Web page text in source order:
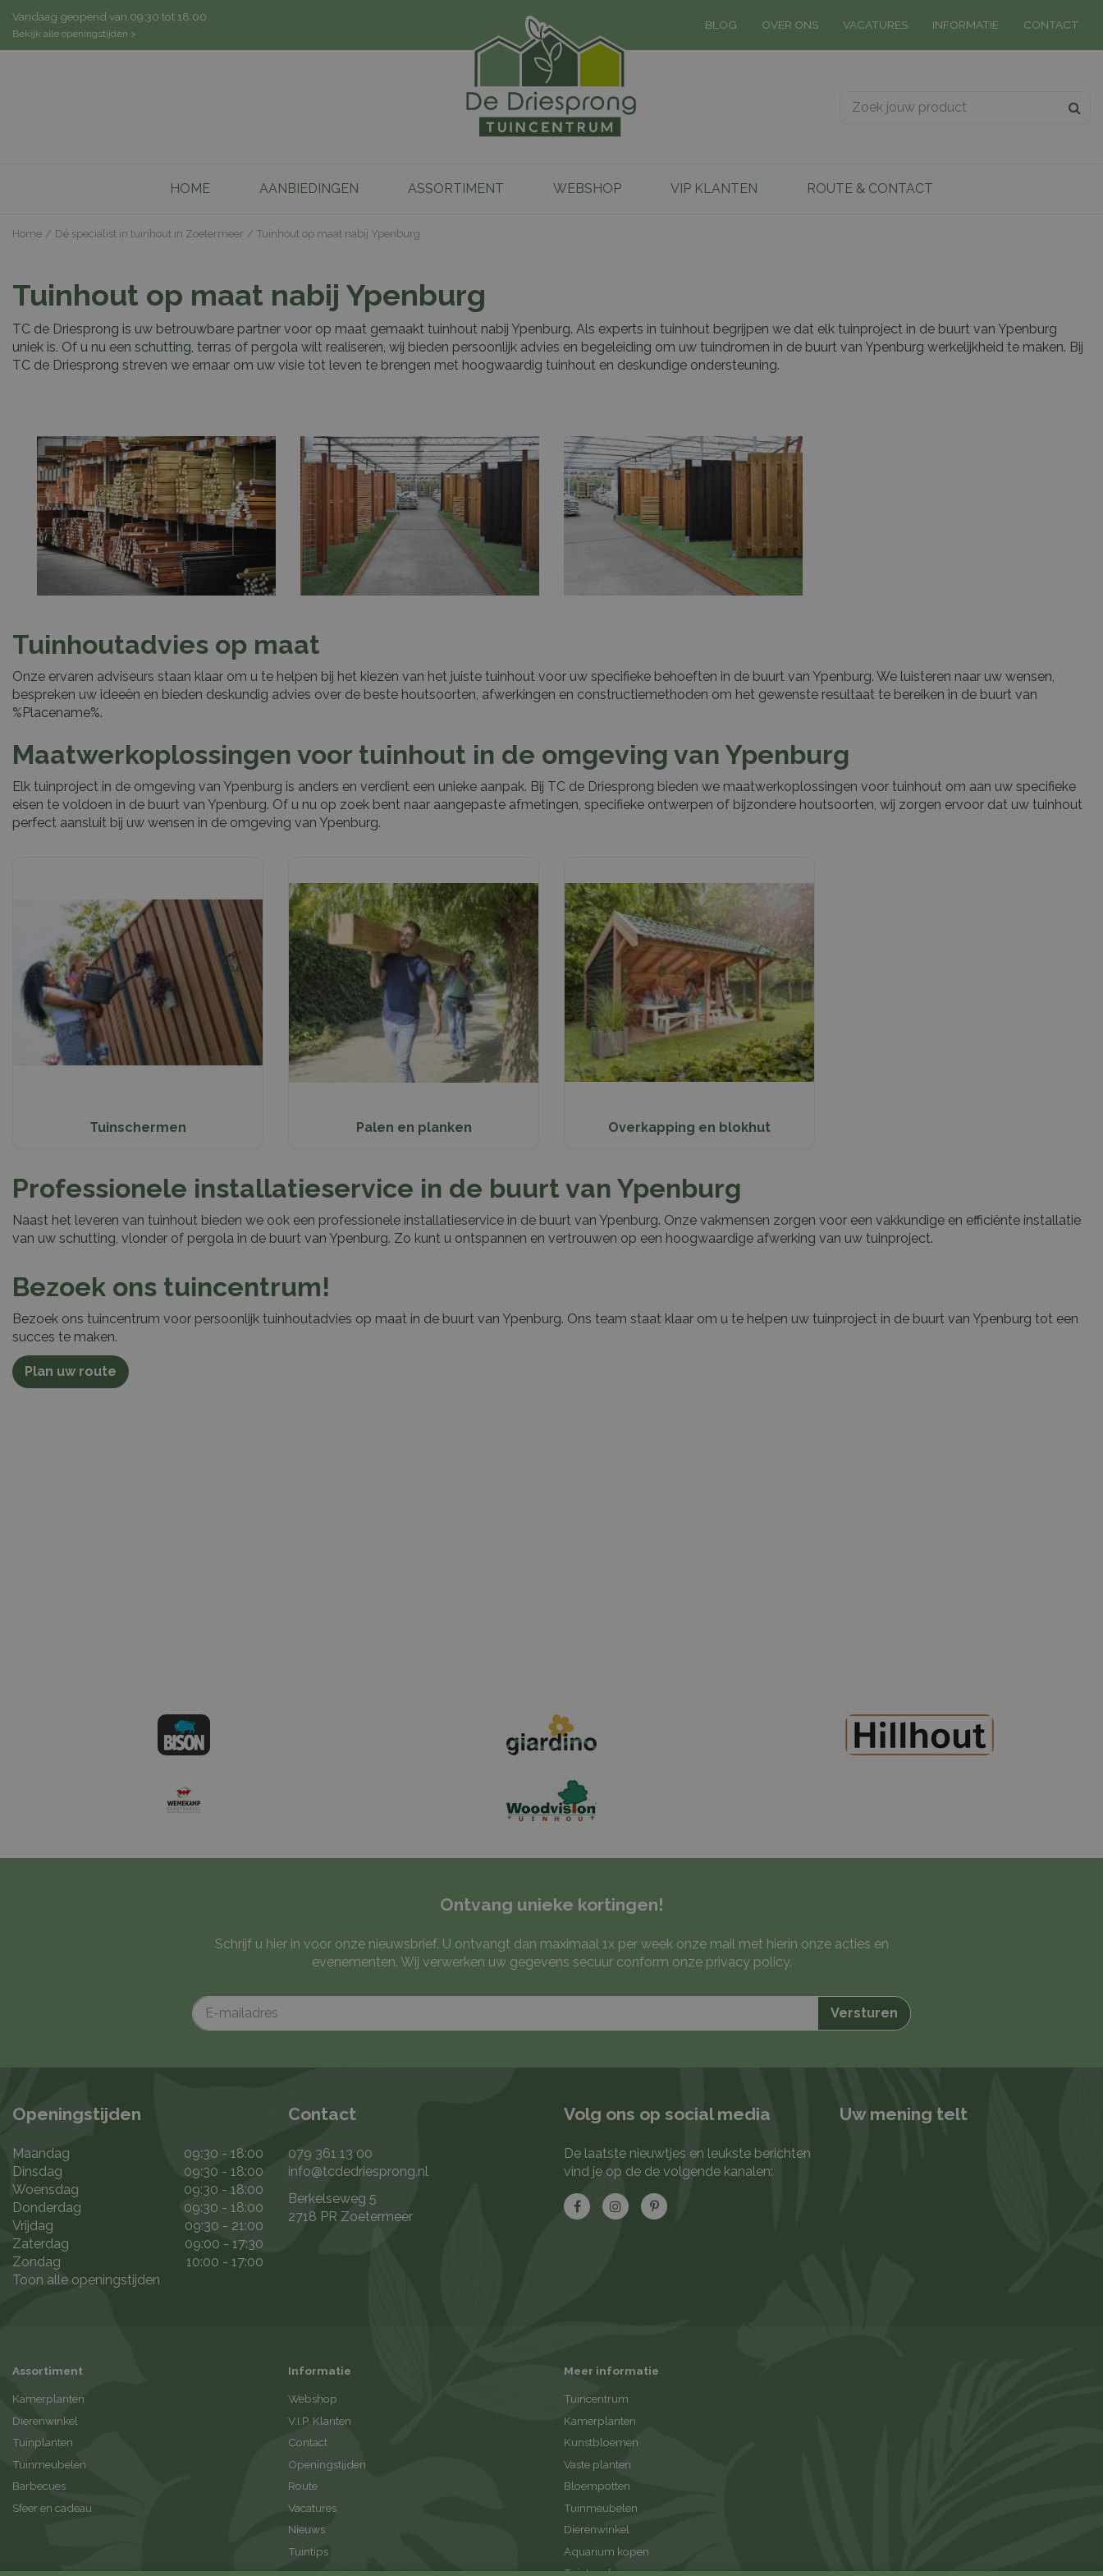
naar
content
Home Dé specialist in tuinhout in Zoetermeer Tuinhout op maat nabij Ypenburg
Vandaag geopend van 09:30 tot 18:00
Bekijk alle openingstijden >
BLOG OVER ONS VACATURES INFORMATIE CONTACT
HOME AANBIEDINGEN ASSORTIMENT WEBSHOP VIP KLANTEN ROUTE & CONTACT
Tuinhout op maat nabij Ypenburg
TC de Driesprong is uw betrouwbare partner voor op maat gemaakt tuinhout nabij Ypenburg. Als experts in tuinhout begrijpen we dat elk tuinproject in de buurt van Ypenburg
uniek is. Of u nu een schutting, terras of pergola wilt realiseren, wij bieden persoonlijk advies en begeleiding om uw tuindromen in de buurt van Ypenburg werkelijkheid te maken. Bij
TC de Driesprong streven we ernaar om uw visie tot leven te brengen met hoogwaardig tuinhout en deskundige ondersteuning.
Tuinhoutadvies op maat
Onze ervaren adviseurs staan klaar om u te helpen bij het kiezen van het juiste tuinhout voor uw specifieke behoeften in de buurt van Ypenburg. We luisteren naar uw wensen,
bespreken uw ideeën en bieden deskundig advies over de beste houtsoorten, afwerkingen en constructiemethoden om het gewenste resultaat te bereiken in de buurt van
%Placename%.
Maatwerkoplossingen voor tuinhout in de omgeving van Ypenburg
Elk tuinproject in de omgeving van Ypenburg is anders en verdient een unieke aanpak. Bij TC de Driesprong bieden we maatwerkoplossingen voor tuinhout om aan uw specifieke
eisen te voldoen in de buurt van Ypenburg. Of u nu op zoek bent naar aangepaste afmetingen, specifieke ontwerpen of bijzondere houtsoorten, wij zorgen ervoor dat uw tuinhout
perfect aansluit bij uw wensen in de omgeving van Ypenburg.
Tuinschermen Palen en planken Overkapping en blokhut
Professionele installatieservice in de buurt van Ypenburg
Naast het leveren van tuinhout bieden we ook een professionele installatieservice in de buurt van Ypenburg. Onze vakmensen zorgen voor een vakkundige en efficiënte installatie
van uw schutting, vlonder of pergola in de buurt van Ypenburg. Zo kunt u ontspannen en vertrouwen op een hoogwaardige afwerking van uw tuinproject.
Bezoek ons tuincentrum!
Bezoek ons tuincentrum voor persoonlijk tuinhoutadvies op maat in de buurt van Ypenburg. Ons team staat klaar om u te helpen uw tuinproject in de buurt van Ypenburg tot een
succes te maken.
Plan uw route
Ontvang unieke kortingen!
Schrijf u hier in voor onze nieuwsbrief. U ontvangt dan maximaal 1x per week onze mail met hierin onze acties en
evenementen. Wij verwerken uw gegevens secuur conform onze privacy policy.
Openingstijden
Maandag
09:30 - 18:00
Dinsdag
09:30 - 18:00
Woensdag
09:30 - 18:00
Donderdag
09:30 - 18:00
Vrijdag
09:30 - 21:00
Zaterdag
09:00 - 17:30
Zondag
10:00 - 17:00
Toon alle openingstijden
Contact
079 361 13 00
info@tcdedriesprong.nl
Berkelseweg 5
2718 PR Zoetermeer
Volg ons op social media
De laatste nieuwtjes en leukste berichten
vind je op de de volgende kanalen:
Uw mening telt
Assortiment
Kamerplanten
Dierenwinkel
Tuinplanten
Tuinmeubelen
Barbecues
Sfeer en cadeau
Informatie
Webshop
V.I.P. Klanten
Contact
Openingstijden
Route
Vacatures
Nieuws
Tuintips
Meer informatie
Tuincentrum
Kamerplanten
Kunstbloemen
Vaste planten
Bloempotten
Tuinmeubelen
Dierenwinkel
Aquarium kopen
Tuintegels